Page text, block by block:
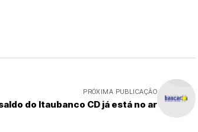
PRÓXIMA PUBLICAÇÃO
do Itaubanco CD já está no ar